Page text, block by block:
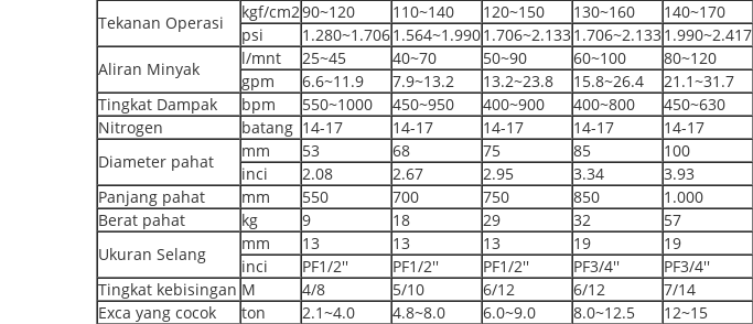
Tekanan Operasi
kgf/cm290~120 110~140 120~150 130~160 140~170
psi
1.280~1.7061.564~1.9901.706~2.1331.706~2.1331.990~2.417
Aliran Minyak
l/mnt 25~45 40~70 50~90 60~100 80~120
gpm
6.6~11.9 7.9~13.2 13.2~23.8 15.8~26.4 21.1~31.7
Tingkat Dampak
bpm 550~1000 450~950 400~900 400~800 450~630
Nitrogen
batang 14-17 14-17 14-17 14-17 14-17
Diameter pahat
mm 53 68 75 85 100
inci
2.08 2.67 2.95 3.34 3.93
Panjang pahat
mm 550 700 750 850 1.000
Berat pahat
kg 9 18 29 32 57
Ukuran Selang
mm 13 13 13 19 19
inci
PF1/2'' PF1/2'' PF1/2'' PF3/4'' PF3/4''
Tingkat kebisingan M 4/8 5/10 6/12 6/12 7/14
Exca yang cocok
ton 2.1~4.0 4.8~8.0 6.0~9.0 8.0~12.5 12~15